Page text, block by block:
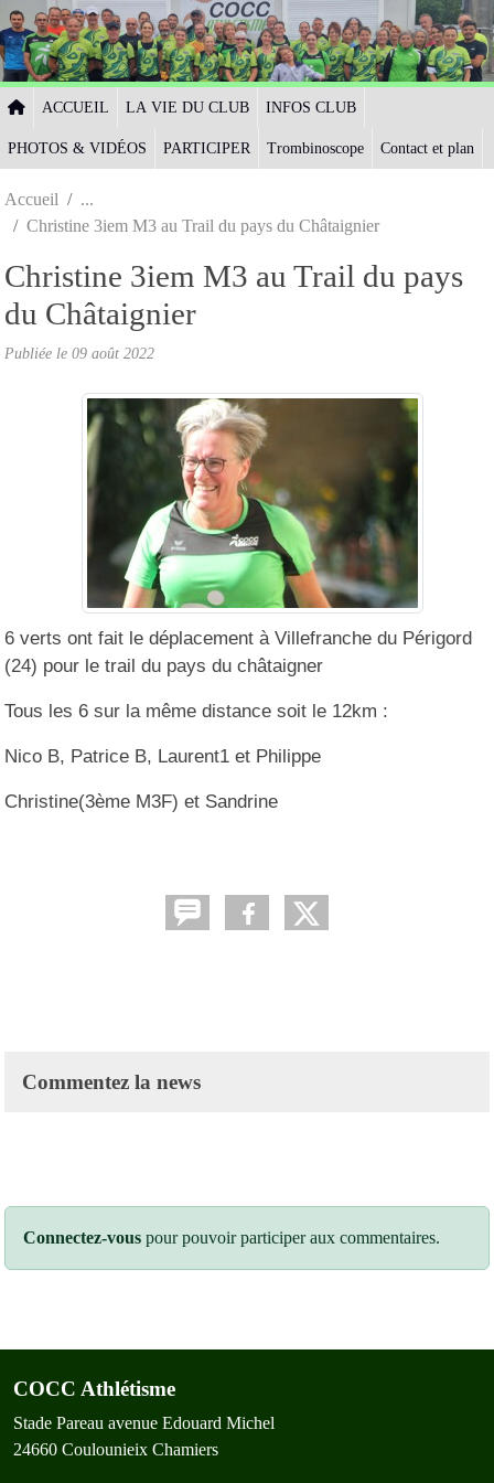
ACCUEIL LA VIE DU CLUB INFOS CLUB
PHOTOS & VIDÉOS PARTICIPER Trombinoscope Contact et plan
Accueil
Christine 3iem M3 au Trail du pays du Châtaignier
Christine 3iem M3 au Trail du pays
du Châtaignier
Publiée le 09 août 2022
6 verts ont fait le déplacement à Villefranche du Périgord
(24) pour le trail du pays du châtaigner
Tous les 6 sur la même distance soit le 12km :
Nico B, Patrice B, Laurent1 et Philippe
Christine(3ème M3F) et Sandrine
Commentez la news
Connectez-vous pour pouvoir participer aux commentaires.
COCC Athlétisme
Stade Pareau avenue Edouard Michel
24660 Coulounieix Chamiers
Panneau de gestion des cookies